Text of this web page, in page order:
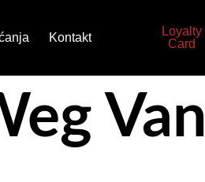
Kontakt
Loyalty
Card
Van